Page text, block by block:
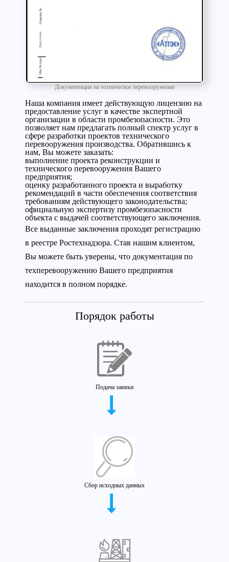
Документация на техническое перевооружение
Наша компания имеет действующую лицензию на
предоставление услуг в качестве экспертной
организации в области промбезопасности. Это
позволяет нам предлагать полный спектр услуг в
сфере разработки проектов технического
перевооружения производства. Обратившись к
нам, Вы можете заказать:
выполнение проекта реконструкции и
технического перевооружения Вашего
предприятия;
оценку разработанного проекта и выработку
рекомендаций в части обеспечения соответствия
требованиям действующего законодательства;
официальную экспертизу промбезопасности
объекта с выдачей соответствующего заключения.
Все выданные заключения проходят регистрацию
в реестре Ростехнадзора. Став нашим клиентом,
Вы можете быть уверены, что документация по
техперевооружению Вашего предприятия
находится в полном порядке.
Порядок работы
Подача заявки
Сбор исходных данных